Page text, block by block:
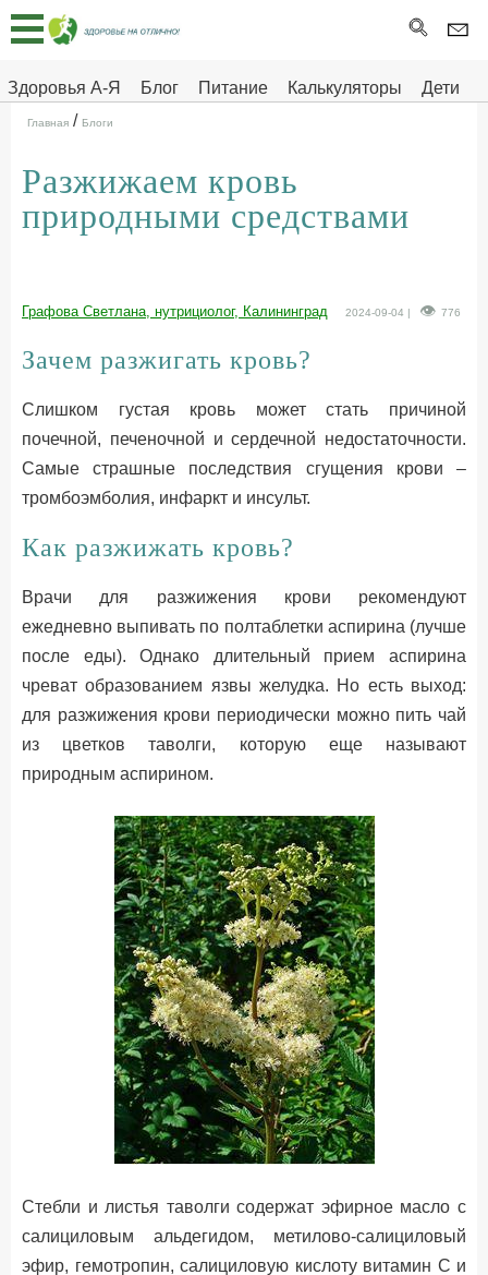
Здоровья А-Я Блог Питание Калькуляторы
Дети
Главная
Тесты
Про
ДЕТЯМ
Главная / Блоги
Разжижаем кровь
природными средствами
Графова Светлана, нутрициолог, Калининград 2024-09-04 | 776
Зачем разжигать кровь?
Слишком густая кровь может стать причиной
почечной, печеночной и сердечной недостаточности.
Самые страшные последствия сгущения крови –
тромбоэмболия, инфаркт и инсульт.
Как разжижать кровь?
Врачи для разжижения крови рекомендуют
ежедневно выпивать по полтаблетки аспирина (лучше
после еды). Однако длительный прием аспирина
чреват образованием язвы желудка. Но есть выход:
для разжижения крови периодически можно пить чай
из цветков таволги, которую еще называют
природным аспирином.
Стебли и листья таволги содержат эфирное масло с
салициловым альдегидом, метилово-салициловый
эфир, гемотропин, салициловую кислоту витамин С и